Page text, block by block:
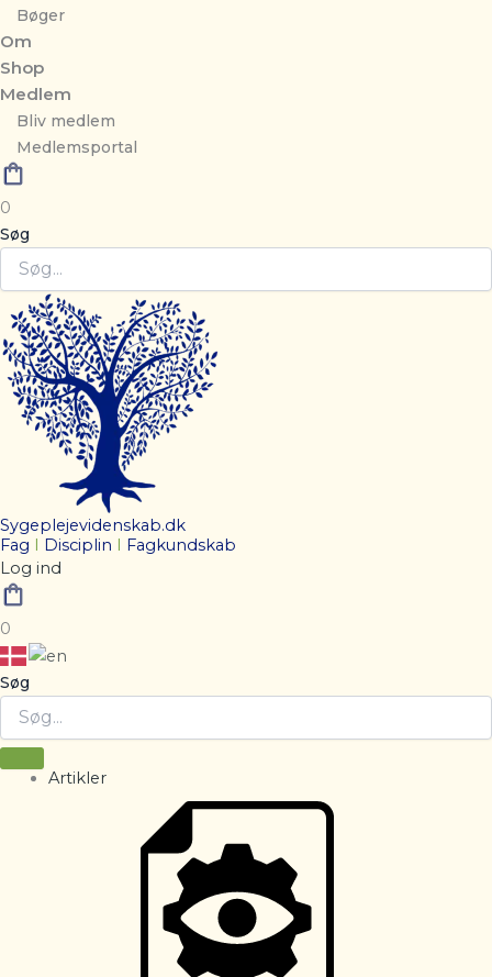
Bøger
Om
Shop
Medlem
Bliv medlem
Medlemsportal
0
Søg
Sygeplejevidenskab.dk
Fag I Disciplin I Fagkundskab
Log ind
0
Søg
Artikler